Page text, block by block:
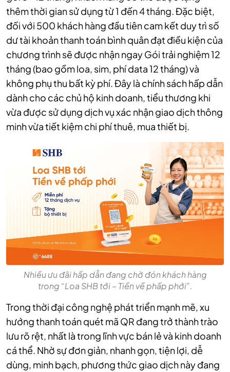
thêm thời gian sử dụng từ 1 đến 4 tháng. Đặc biệt,
đối với 500 khách hàng đầu tiên cam kết duy trì số
dư tài khoản thanh toán bình quân đạt điều kiện của
chương trình sẽ được nhận ngay Gói trải nghiệm 12
tháng (bao gồm loa, sim, phí data 12 tháng) và
không phụ thu bất kỳ phí. Đây là chính sách hấp dẫn
dành cho các chủ hộ kinh doanh, tiểu thương khi
vừa được sử dụng dịch vụ xác nhận giao dịch thông
minh vừa tiết kiệm chi phí thuê, mua thiết bị.
Nhiều ưu đãi hấp dẫn đang chờ đón khách hàng
trong “Loa SHB tới – Tiền về phấp phới”.
Trong thời đại công nghệ phát triển mạnh mẽ, xu
hướng thanh toán quét mã QR đang trở thành trào
lưu rõ rệt, nhất là trong lĩnh vực bán lẻ và kinh doanh
cá thể. Nhờ sự đơn giản, nhanh gọn, tiện lợi, dễ
dùng, minh bạch, phương thức giao dịch này đang